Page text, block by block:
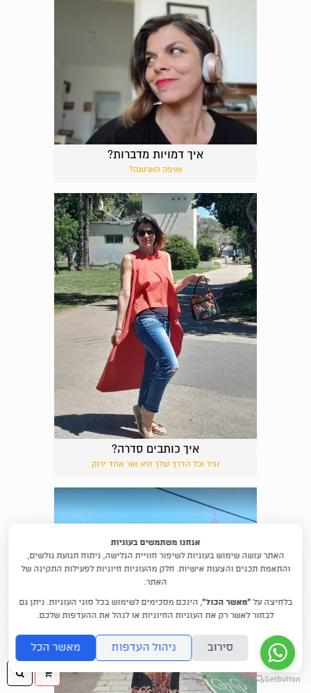
איך דמויות מדברות?
ואיפה הארנונה?
איך כותבים סדרה?
נגיד וכל הדרך שלך היא אור אחד ירוק
ההזמנה
אנחנו משתמשים בעוגיות
האתר עושה שימוש בעוגיות לשיפור חוויית הגלישה, ניתוח תנועת גולשים,
והתאמת תכנים והצעות אישיות. חלק מהעוגיות חיוניות לפעילות התקינה של
האתר.
בלחיצה על “מאשר הכול”, הינכם מסכימים לשימוש בכל סוגי העוגיות. ניתן גם
לבחור לאשר רק את העוגיות החיוניות או לנהל את ההעדפות שלכם.
סירוב ניהול העדפות מאשר הכל